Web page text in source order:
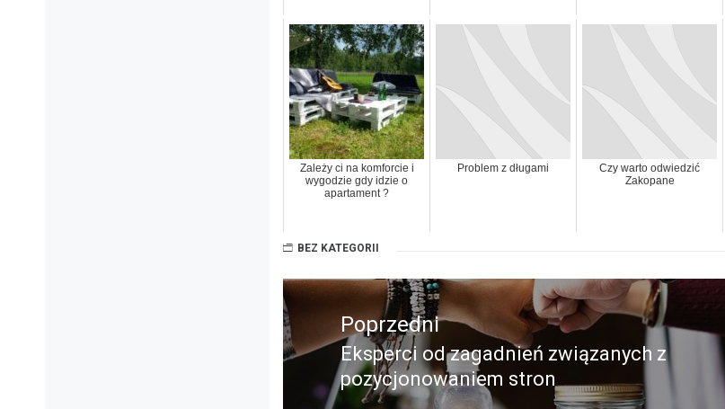
Zależy ci na komforcie i
wygodzie gdy idzie o
apartament ?
Problem z długami
Czy warto odwiedzić
Zakopane
BEZ KATEGORII
Nawigacja
wpisuPoprzedni
Poprzedni
wpis:
Eksperci od zagadnień związanych z
pozycjonowaniem stron